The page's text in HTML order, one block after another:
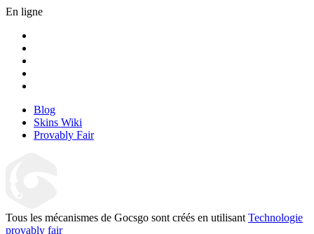
En ligne
Blog
Skins Wiki
Provably Fair
Tous les mécanismes de Gocsgo sont créés en utilisant Technologie
provably fair